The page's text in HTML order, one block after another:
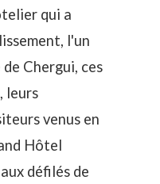
qui a
l'un
Chergui, ces
leurs
venus en
Hôtel
défilés de